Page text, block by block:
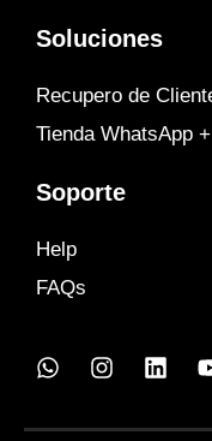
Soluciones
Recupero de
Tienda WhatsApp
Soporte
Help
FAQs